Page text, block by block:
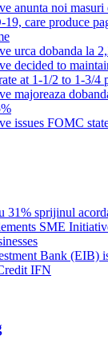
anunta noi
care produce
urca dobanda la
decided to
at 1-1/2 to 1-3/4
majoreaza
issues FOMC
31% sprijinul
SME
Bank (EIB)
IFN